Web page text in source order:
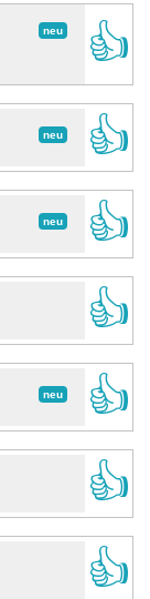
neu
👍
neu
👍
neu
👍
👍
neu
👍
👍
👍